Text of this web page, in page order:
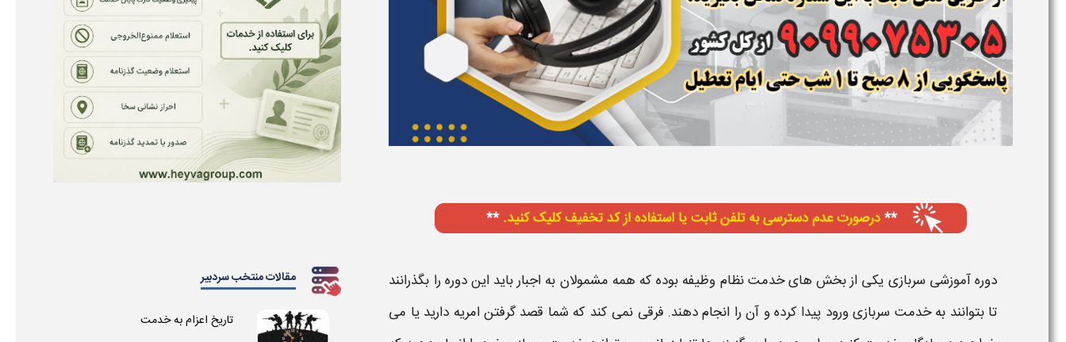
دوره آموزشی سربازی یکی از بخش های خدمت نظام وظیفه بوده که همه مشمولان به اجبار باید ایندوره را بگذرانند
تا بتوانند بهخدمت سربازیورود پیدا کرده و آن را انجام دهند. فرقی نمی کند که شما قصد گرفتن امریه دارید یا می
مقالات منتخب سردبیر
تاریخ اعزام به خدمت